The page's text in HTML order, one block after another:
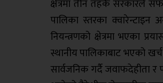
क्षेत्रमा तीन तहकै सरकारले
पालिका स्तरका
नियन्त्रणको क्षेत्रमा भएका
स्थानीय पालिकाबाट भएको
सार्वजनिक गर्दै जवाफदेहीता र